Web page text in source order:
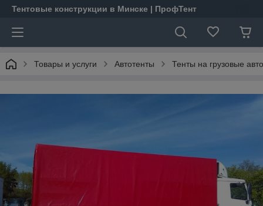
Тентовые конструкции в Минске | ПрофТент
Товары и услуги Автотенты Тенты на грузовые